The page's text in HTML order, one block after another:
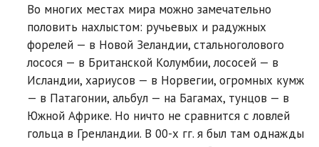
Во многих местах мира можно замечательно
половить нахлыстом: ручьевых и радужных
форелей — в Новой Зеландии, стальноголового
лосося — в Британской Колумбии, лососей — в
Исландии, хариусов — в Норвегии, огромных кумж
— в Патагонии, альбул — на Багамах, тунцов — в
Южной Африке. Но ничто не сравнится с ловлей
гольца в Гренландии. В 00-х гг. я был там однажды